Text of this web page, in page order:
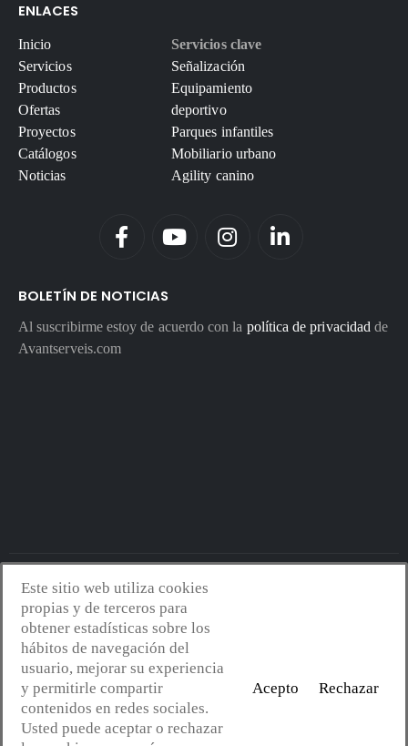
ENLACES
Inicio
Servicios
Productos
Ofertas
Proyectos
Catálogos
Noticias
Servicios clave
Señalización
Equipamiento
deportivo
Parques infantiles
Mobiliario urbano
Agility canino
BOLETÍN DE NOTICIAS
Al suscribirme estoy de acuerdo con la política de privacidad de
Avantserveis.com
Avantserveis.com -Aviso legal - GDPR
Política de cookies-Política de calidad y medio ambiente
web:Mejorconweb
Este sitio web utiliza cookies
propias y de terceros para
obtener estadísticas sobre los
hábitos de navegación del
usuario, mejorar su experiencia
y permitirle compartir
contenidos en redes sociales.
Usted puede aceptar o rechazar
Acepto Rechazar